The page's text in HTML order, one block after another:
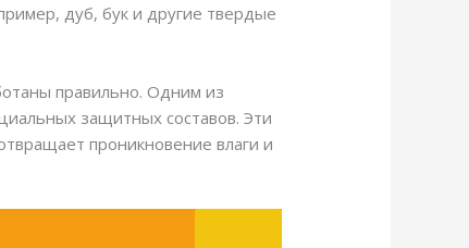
дуб, бук и другие твердые
правильно. Одним из
защитных составов. Эти
проникновение влаги и